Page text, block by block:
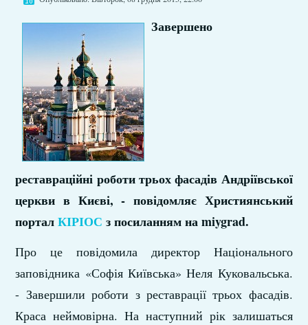
Завершено
реставраційні роботи трьох фасадів Андріївської
церкви в Києві, - повідомляє Християнський
порталКІРІОС з посиланням на miygrad.
Про це повідомила директор Національного
заповідника «Софія Київська» Неля Куковальська.
- Завершили роботи з реставрації трьох фасадів.
Краса неймовірна. На наступний рік залишаться